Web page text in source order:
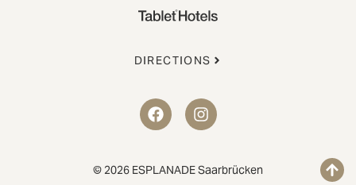
DIRECTIONS
© 2026 ESPLANADE Saarbrücken